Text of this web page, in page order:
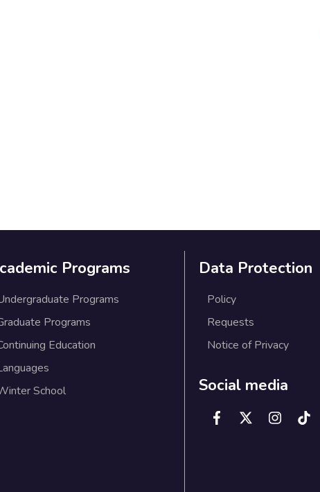
Programs
Programs
Programs
Education
School
Data Protection
Policy
Requests
Notice of Privacy
Social media